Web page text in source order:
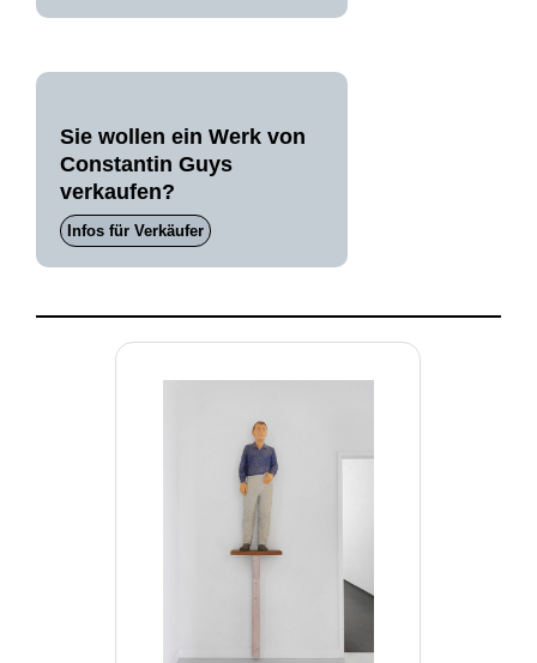
Sie wollen ein Werk von
Constantin Guys
verkaufen?
Infos für Verkäufer